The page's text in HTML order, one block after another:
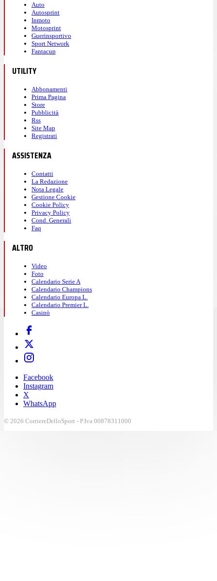
Auto
Autosprint
Inmoto
Motosprint
Guerinsportivo
Sport Network
Fantacup
UTILITY
Abbonamenti
Prima Pagina
Store
Pubblicità
Rss
Site Map
Registrati
ASSISTENZA
Contatti
La Redazione
Nota Legale
Gestione Cookie
Cookie Policy
Privacy Policy
Cond. Generali
Faq
ALTRO
Video
Foto
Calendario Serie A
Calendario Champions
Calendario Europa L.
Calendario Premier L.
Casinò
Facebook
Instagram
X
WhatsApp
© 2026 CorriereDelloSport - P.Iva 00878311000